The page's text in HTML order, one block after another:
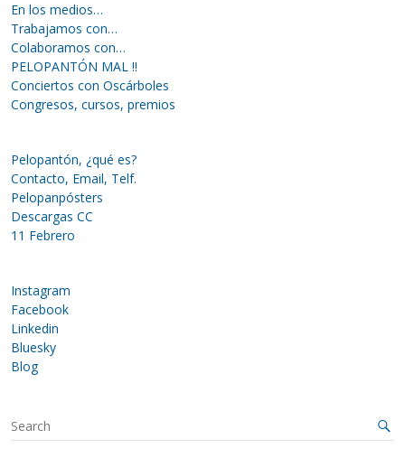
En los medios…
Trabajamos con…
Colaboramos con…
PELOPANTÓN MAL !!
Conciertos con Oscárboles
Congresos, cursos, premios
Pelopantón, ¿qué es?
Contacto, Email, Telf.
Pelopanpósters
Descargas CC
11 Febrero
Instagram
Facebook
Linkedin
Bluesky
Blog
S
e